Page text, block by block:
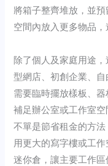
將箱子整齊堆放，並
空間內放入更多物品，
除了個人及家庭用途
型網店、初創企業、
需要臨時擺放樣板、
補足辦公室或工作室
不單是節省租金的方
用更大的寫字樓或工
迷你倉，讓主要工作